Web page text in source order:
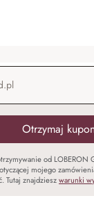
Otrzymaj
od
mojego
Tutaj znajdzieszwarunki